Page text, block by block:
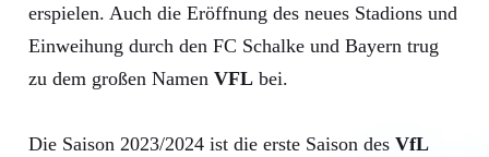
erspielen. Auch die Eröffnung des neues Stadions und
Einweihung durch den FC Schalke und Bayern trug
zu dem großen Namen VFL bei.
Die Saison 2023/2024 ist die erste Saison des VfL